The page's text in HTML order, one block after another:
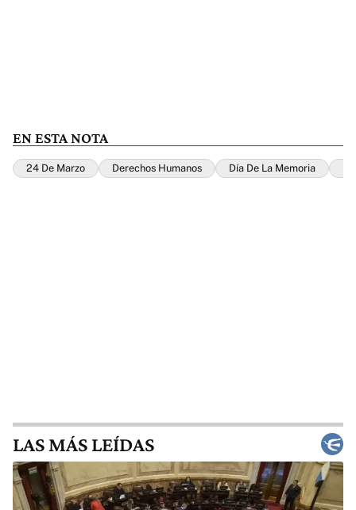
EN ESTA NOTA
24 De Marzo Derechos Humanos Día De La Memoria
LAS MÁS LEÍDAS